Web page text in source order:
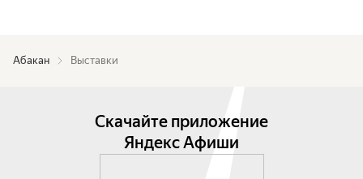
Абакан Выставки
Скачайте приложение
Яндекс Афиши